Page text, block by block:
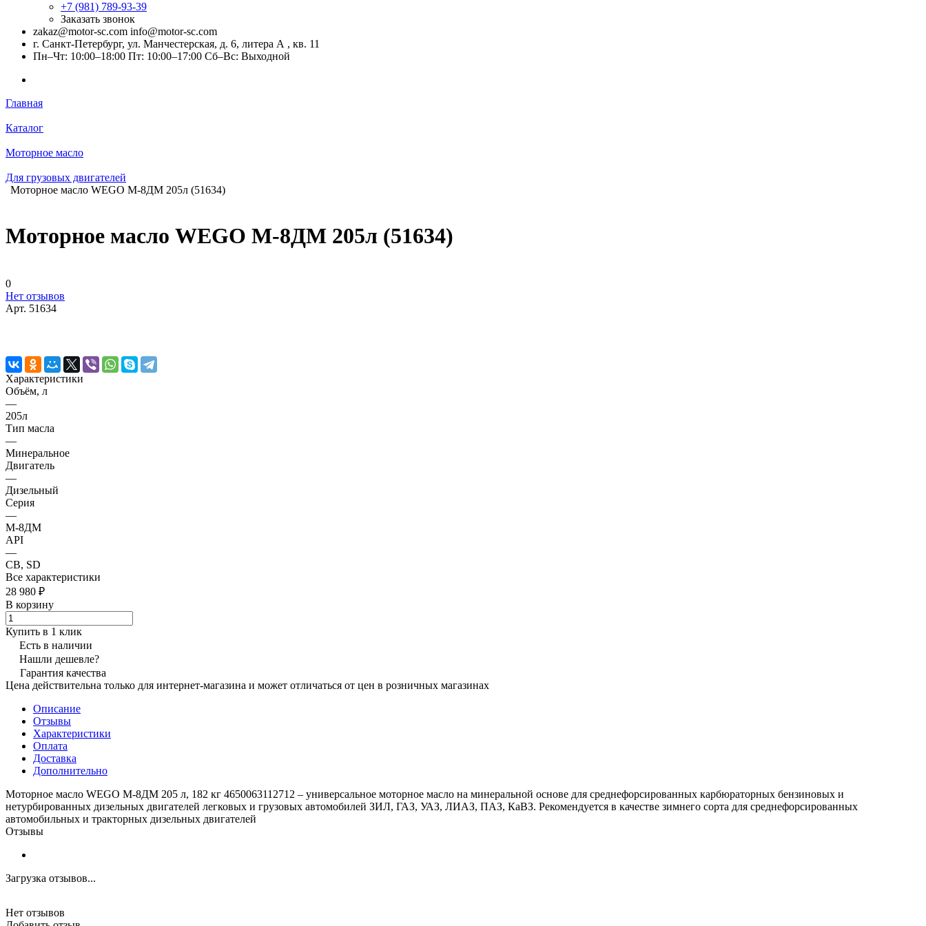
+7 (981) 789-93-39
Заказать звонок
zakaz@motor-sc.com info@motor-sc.com
г. Санкт-Петербург, ул. Манчестерская, д. 6, литера А , кв. 11
Пн–Чт: 10:00–18:00 Пт: 10:00–17:00 Сб–Вс: Выходной
Главная
Каталог
Моторное масло
Для грузовых двигателей
Моторное масло WEGO М-8ДМ 205л (51634)
Моторное масло WEGO М-8ДМ 205л (51634)
0
Нет отзывов
Арт. 51634
Характеристики
Объём, л
—
205л
Тип масла
—
Минеральное
Двигатель
—
Дизельный
Серия
—
М-8ДМ
API
—
CB, SD
Все характеристики
28 980 ₽
В корзину
Купить в 1 клик
Есть в наличии
Нашли дешевле?
Гарантия качества
Цена действительна только для интернет-магазина и может отличаться от цен в розничных магазинах
Описание
Отзывы
Характеристики
Оплата
Доставка
Дополнительно
Моторное масло WEGO М-8ДМ 205 л, 182 кг 4650063112712 – универсальное моторное масло на минеральной основе для среднефорсированных карбюраторных бензиновых и
нетурбированных дизельных двигателей легковых и грузовых автомобилей ЗИЛ, ГАЗ, УАЗ, ЛИАЗ, ПАЗ, КаВЗ. Рекомендуется в качестве зимнего сорта для среднефорсированных
автомобильных и тракторных дизельных двигателей
Отзывы
Загрузка отзывов...
Нет отзывов